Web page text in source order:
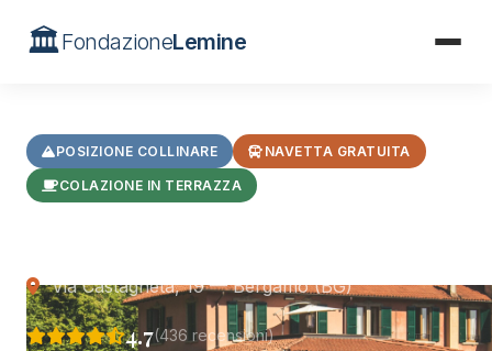
🏛️FondazioneLemine
POSIZIONE COLLINARE NAVETTA GRATUITA
COLAZIONE IN TERRAZZA
Via Castagneta, 19 — Bergamo (BG)
4.7(436 recensioni)